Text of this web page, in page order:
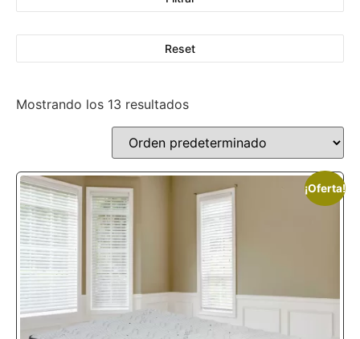
Reset
Mostrando los 13 resultados
¡Oferta!